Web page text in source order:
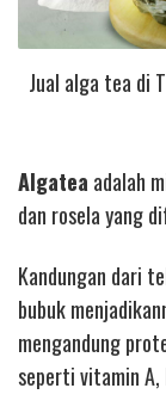
Jual alga tea di
Algatea adalah
dan rosela yang
Kandungan dari
bubuk
mengandung
seperti vitamin A,